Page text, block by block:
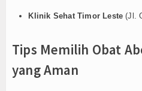
Klinik Sehat Timor Leste (Jl.
Tips Memilih Obat
yang Aman